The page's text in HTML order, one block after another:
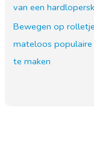
van een
Bewegen op
mateloos
te maken